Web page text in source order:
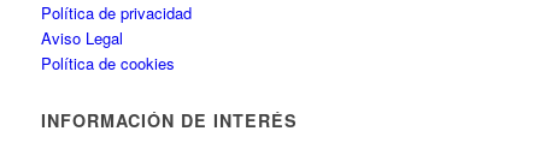
Política de privacidad
Aviso Legal
Política de cookies
INFORMACIÓN DE INTERÉS